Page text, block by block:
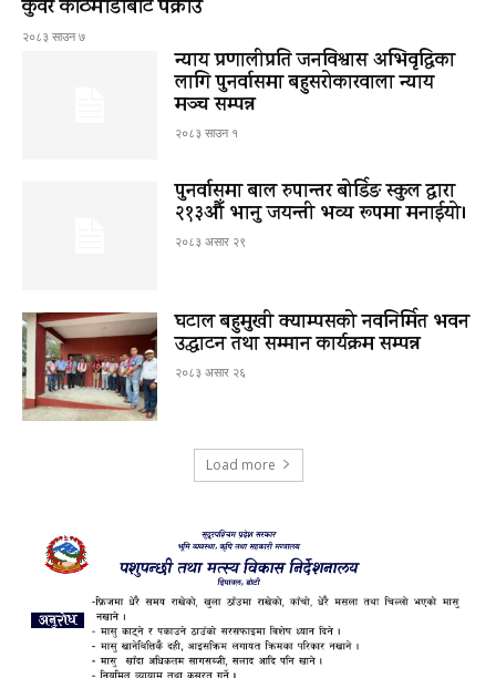
कुँवर काठमाडौँबाट पक्राउ
२०८३ साउन ७
न्याय प्रणालीप्रति जनविश्वास अभिवृद्धिका
लागि पुनर्वासमा बहुसरोकारवाला न्याय
मञ्च सम्पन्न
२०८३ साउन १
पुनर्वासमा बाल रुपान्तर बोर्डिङ स्कुल द्धारा
२१३औँ भानु जयन्ती भव्य रूपमा मनाईयो।
२०८३ असार २९
घटाल बहुमुखी क्याम्पसको नवनिर्मित भवन
उद्घाटन तथा सम्मान कार्यक्रम सम्पन्न
२०८३ असार २६
Load more